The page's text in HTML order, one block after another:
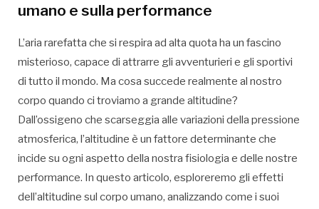
umano e sulla performance
L’aria rarefatta che si respira ad alta quota ha un fascino
misterioso, capace di attrarre gli avventurieri e gli sportivi
di tutto il mondo. Ma cosa succede realmente al nostro
corpo quando ci troviamo a grande altitudine?
Dall’ossigeno che scarseggia alle variazioni della pressione
atmosferica, l’altitudine è un fattore determinante che
incide su ogni aspetto della nostra fisiologia e delle nostre
performance. In questo articolo, esploreremo gli effetti
dell’altitudine sul corpo umano, analizzando come i suoi